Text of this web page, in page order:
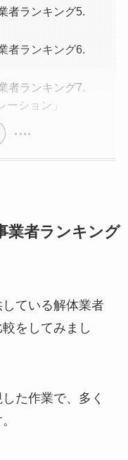
者ランキング5.
者ランキング6.
者ランキング7.
ーション」
業者ランキング
ている解体業者
をしてみまし
た作業で、多く